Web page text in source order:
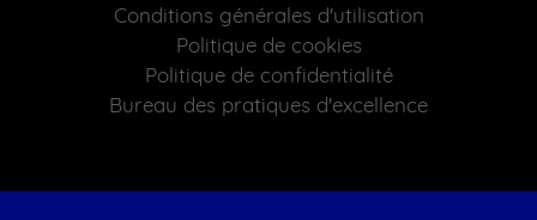
Conditions générales d'utilisation
Politique de cookies
Politique de confidentialité
Bureau des pratiques d'excellence